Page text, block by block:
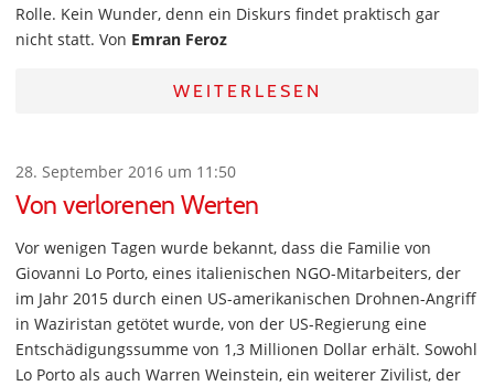
Rolle. Kein Wunder, denn ein Diskurs findet praktisch gar
nicht statt. Von Emran Feroz
WEITERLESEN
28. September 2016 um 11:50
Von verlorenen Werten
Vor wenigen Tagen wurde bekannt, dass die Familie von
Giovanni Lo Porto, eines italienischen NGO-Mitarbeiters, der
im Jahr 2015 durch einen US-amerikanischen Drohnen-Angriff
in Waziristan getötet wurde, von der US-Regierung eine
Entschädigungssumme von 1,3 Millionen Dollar erhält. Sowohl
Lo Porto als auch Warren Weinstein, ein weiterer Zivilist, der